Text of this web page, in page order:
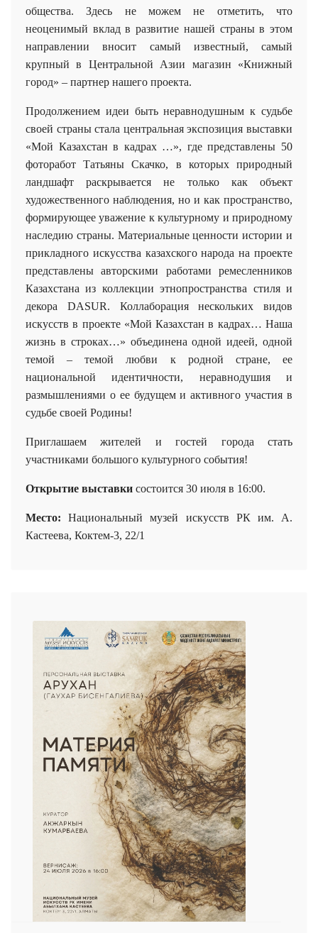
общества. Здесь не можем не отметить, что
неоценимый вклад в развитие нашей страны в этом
направлении вносит самый известный, самый
крупный в Центральной Азии магазин «Книжный
город» – партнер нашего проекта.
Продолжением идеи быть неравнодушным к судьбе
своей страны стала центральная экспозиция выставки
«Мой Казахстан в кадрах …», где представлены 50
фоторабот Татьяны Скачко, в которых природный
ландшафт раскрывается не только как объект
художественного наблюдения, но и как пространство,
формирующее уважение к культурному и природному
наследию страны. Материальные ценности истории и
прикладного искусства казахского народа на проекте
представлены авторскими работами ремесленников
Казахстана из коллекции этнопространства стиля и
декора DASUR. Коллаборация нескольких видов
искусств в проекте «Мой Казахстан в кадрах… Наша
жизнь в строках…» объединена одной идеей, одной
темой – темой любви к родной стране, ее
национальной идентичности, неравнодушия и
размышлениями о ее будущем и активного участия в
судьбе своей Родины!
Приглашаем жителей и гостей города стать
участниками большого культурного события!
Открытие выставки состоится 30 июля в 16:00.
Место: Национальный музей искусств РК им. А.
Кастеева, Коктем-3, 22/1